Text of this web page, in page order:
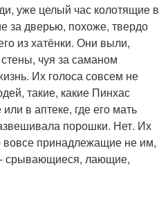
уже целый час колотящие в
за дверью, похоже, твердо
из хатёнки. Они выли,
чуя за саманом
Их голоса совсем не
такие, какие Пинхас
в аптеке, где его мать
порошки. Нет. Их
вовсе принадлежащие не им,
срывающиеся, лающие,